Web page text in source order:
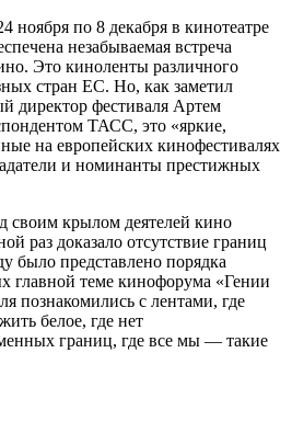
ноября по 8 декабря в кинотеатре
незабываемая встреча
Это киноленты различного
стран ЕС. Но, как заметил
директор фестиваля Артем
ТАСС, это «яркие,
на европейских кинофестивалях
и номинанты престижных
своим крылом деятелей кино
раз доказало отсутствие границ
было представлено порядка
главной теме кинофорума «Гении
познакомились с лентами, где
белое, где нет
границ, где все мы — такие